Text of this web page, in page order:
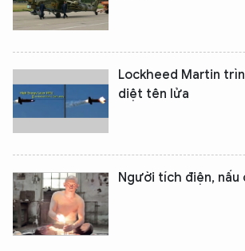
Lockheed Martin
diệt tên lửa
Người tích điện, nấu